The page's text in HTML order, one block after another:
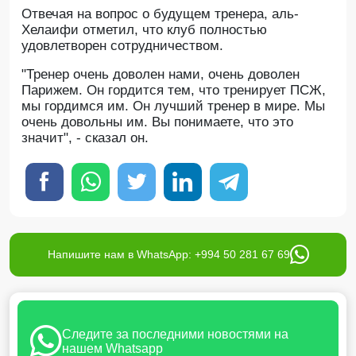
Отвечая на вопрос о будущем тренера, аль-
Хелаифи отметил, что клуб полностью
удовлетворен сотрудничеством.
"Тренер очень доволен нами, очень доволен
Парижем. Он гордится тем, что тренирует ПСЖ,
мы гордимся им. Он лучший тренер в мире. Мы
очень довольны им. Вы понимаете, что это
значит", - сказал он.
Напишите нам в WhatsApp: +994 50 281 67 69
Следите за последними новостями на
нашем Whatsapp